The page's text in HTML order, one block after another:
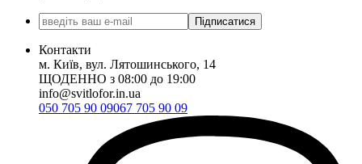
Підписатися
Контакти
м. Київ, вул. Лятошинського, 14
ЩОДЕННО з 08:00 до 19:00
info@svitlofor.in.ua
050 705 90 09067 705 90 09